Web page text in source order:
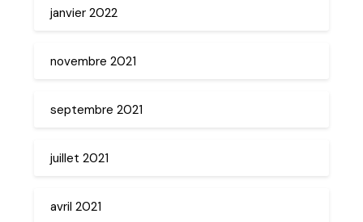
janvier 2022
novembre 2021
septembre 2021
juillet 2021
avril 2021